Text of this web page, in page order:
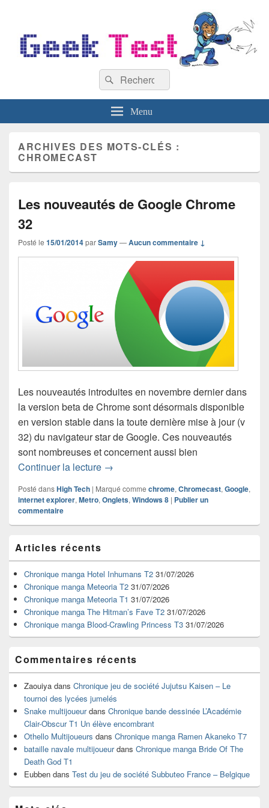
Recherche :
Rechercher
Menu
ARCHIVES DES MOTS-CLÉS :
CHROMECAST
Les nouveautés de Google Chrome
32
Posté le 15/01/2014parSamy—Aucun commentaire ↓
Les nouveautés introduites en novembre dernier dans
la version beta de Chrome sont désormais disponible
en version stable dans la toute dernière mise à jour (v
32) du navigateur star de Google. Ces nouveautés
sont nombreuses et concernent aussi bien
Continuer la lecture Les nouveautés de Google Chrome 32
→
Posté dansHigh Tech | Marqué comme chrome, Chromecast, Google,
internet explorer, Metro, Onglets, Windows 8 | Publier un
commentaire
principale
de
widget
pour
barre
latérale
Articles récents
Chronique manga Hotel Inhumans T2 31/07/2026
Chronique manga Meteoria T2 31/07/2026
Chronique manga Meteoria T1 31/07/2026
Chronique manga The Hitman’s Fave T2 31/07/2026
Chronique manga Blood-Crawling Princess T3 31/07/2026
Commentaires récents
Zaouiya dans Chronique jeu de société Jujutsu Kaisen – Le
tournoi des lycées jumelés
Snake multijoueurdans Chronique bande dessinée L’Académie
Clair-Obscur T1 Un élève encombrant
Othello Multijoueurs dans Chronique manga Ramen Akaneko T7
bataille navale multijoueurdans Chronique manga Bride Of The
Death God T1
Eubben dans Test du jeu de société Subbuteo France – Belgique